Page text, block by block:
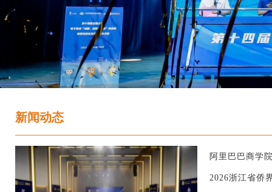
新闻动态
阿里巴巴商学院
2026浙江省侨